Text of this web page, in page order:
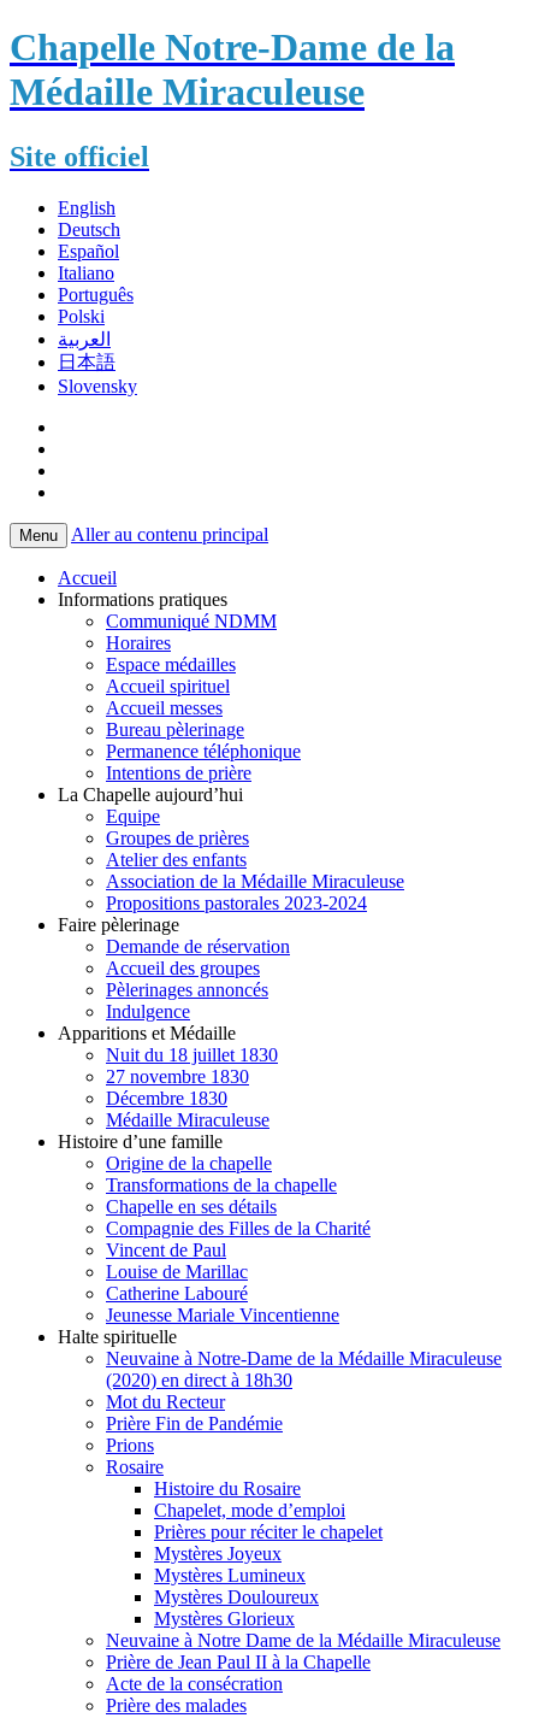
Chapelle Notre-Dame de la
Médaille Miraculeuse
Site officiel
English
Deutsch
Español
Italiano
Português
Polski
العربية
日本語
Slovensky
Menu Aller au contenu principal
Accueil
Informations pratiques
Communiqué NDMM
Horaires
Espace médailles
Accueil spirituel
Accueil messes
Bureau pèlerinage
Permanence téléphonique
Intentions de prière
La Chapelle aujourd’hui
Equipe
Groupes de prières
Atelier des enfants
Association de la Médaille Miraculeuse
Propositions pastorales 2023-2024
Faire pèlerinage
Demande de réservation
Accueil des groupes
Pèlerinages annoncés
Indulgence
Apparitions et Médaille
Nuit du 18 juillet 1830
27 novembre 1830
Décembre 1830
Médaille Miraculeuse
Histoire d’une famille
Origine de la chapelle
Transformations de la chapelle
Chapelle en ses détails
Compagnie des Filles de la Charité
Vincent de Paul
Louise de Marillac
Catherine Labouré
Jeunesse Mariale Vincentienne
Halte spirituelle
Neuvaine à Notre-Dame de la Médaille Miraculeuse
(2020) en direct à 18h30
Mot du Recteur
Prière Fin de Pandémie
Prions
Rosaire
Histoire du Rosaire
Chapelet, mode d’emploi
Prières pour réciter le chapelet
Mystères Joyeux
Mystères Lumineux
Mystères Douloureux
Mystères Glorieux
Neuvaine à Notre Dame de la Médaille Miraculeuse
Prière de Jean Paul II à la Chapelle
Acte de la consécration
Prière des malades